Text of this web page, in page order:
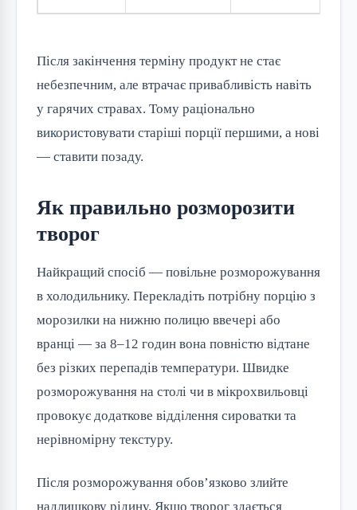
Після закінчення терміну продукт не стає
небезпечним, але втрачає привабливість навіть
у гарячих стравах. Тому раціонально
використовувати старіші порції першими, а нові
— ставити позаду.
Як правильно розморозити
творог
Найкращий спосіб — повільне розморожування
в холодильнику. Перекладіть потрібну порцію з
морозилки на нижню полицю ввечері або
вранці — за 8–12 годин вона повністю відтане
без різких перепадів температури. Швидке
розморожування на столі чи в мікрохвильовці
провокує додаткове відділення сироватки та
нерівномірну текстуру.
Після розморожування обов’язково злийте
надлишкову рідину. Якщо творог здається